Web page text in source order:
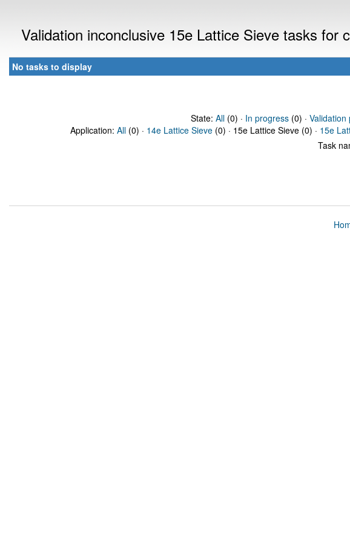
Validation inconclusive 15e Lattice Sieve tasks for
No tasks to display
State: All(0) · In progress(0) · Validation
Application: All (0) · 14e Lattice Sieve (0) · 15e Lattice Sieve (0) · 15e
Task